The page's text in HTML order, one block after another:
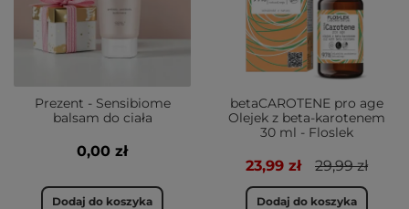
Prezent - Sensibiome
balsam do ciała
0,00 zł
Dodaj do koszyka
betaCAROTENE pro age
Olejek z beta-karotenem
30 ml - Floslek
23,99 zł 29,99 zł
Dodaj do koszyka